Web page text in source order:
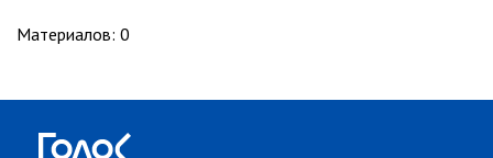
Материалов: 0